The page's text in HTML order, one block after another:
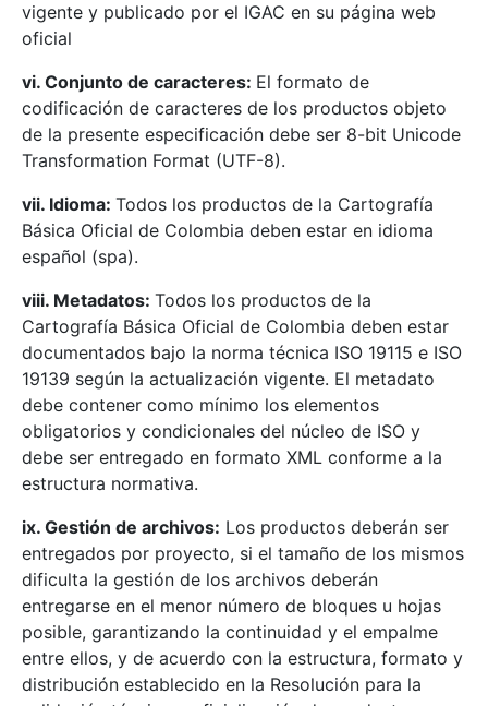
vigente y publicado por el IGAC en su página web
oficial
vi. Conjunto de caracteres: El formato de
codificación de caracteres de los productos objeto
de la presente especificación debe ser 8-bit Unicode
Transformation Format (UTF-8).
vii. Idioma: Todos los productos de la Cartografía
Básica Oficial de Colombia deben estar en idioma
español (spa).
viii. Metadatos: Todos los productos de la
Cartografía Básica Oficial de Colombia deben estar
documentados bajo la norma técnica ISO 19115 e ISO
19139 según la actualización vigente. El metadato
debe contener como mínimo los elementos
obligatorios y condicionales del núcleo de ISO y
debe ser entregado en formato XML conforme a la
estructura normativa.
ix. Gestión de archivos: Los productos deberán ser
entregados por proyecto, si el tamaño de los mismos
dificulta la gestión de los archivos deberán
entregarse en el menor número de bloques u hojas
posible, garantizando la continuidad y el empalme
entre ellos, y de acuerdo con la estructura, formato y
distribución establecido en la Resolución para la